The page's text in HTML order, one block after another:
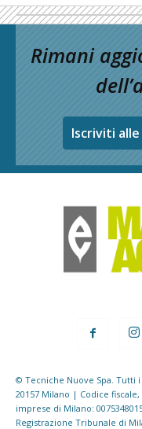
Rimani
Iscriviti
© Tecniche Nuove Spa. Tutti
20157 Milano | Codice
imprese di Milano:
Registrazione Tribunale di